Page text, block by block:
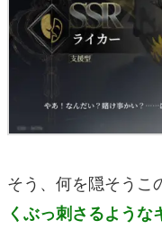
そう、何を隠そうこ
くぶっ刺さるような